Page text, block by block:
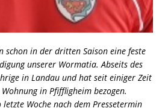
schon in der dritten Saison eine feste
unserer Wormatia. Abseits des
in Landau und hat seit einiger Zeit
in Pfiffligheim bezogen.
Woche nach dem Pressetermin